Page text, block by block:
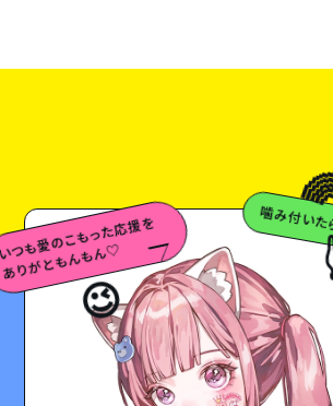
😉
い
つ
も
愛
の
こ
も
っ
た
応
援
を
あ
り
が
と
も
ん
も
ん
♡
噛み付い